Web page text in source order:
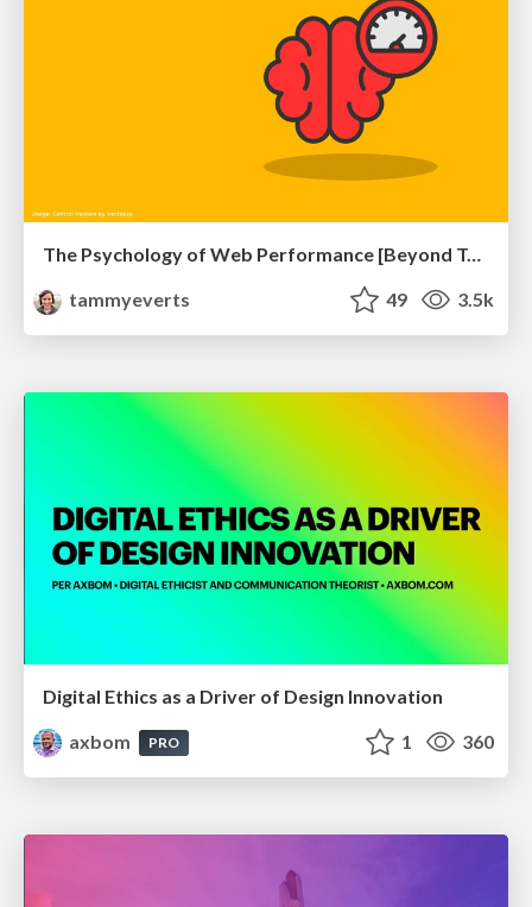
The Psychology of Web Performance [Beyond Tellerrand 2023]
tammyeverts
49 3.5k
Digital Ethics as a Driver of Design Innovation
axbom
PRO 1 360